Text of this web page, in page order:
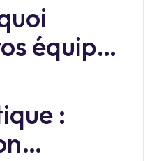
équipes
: